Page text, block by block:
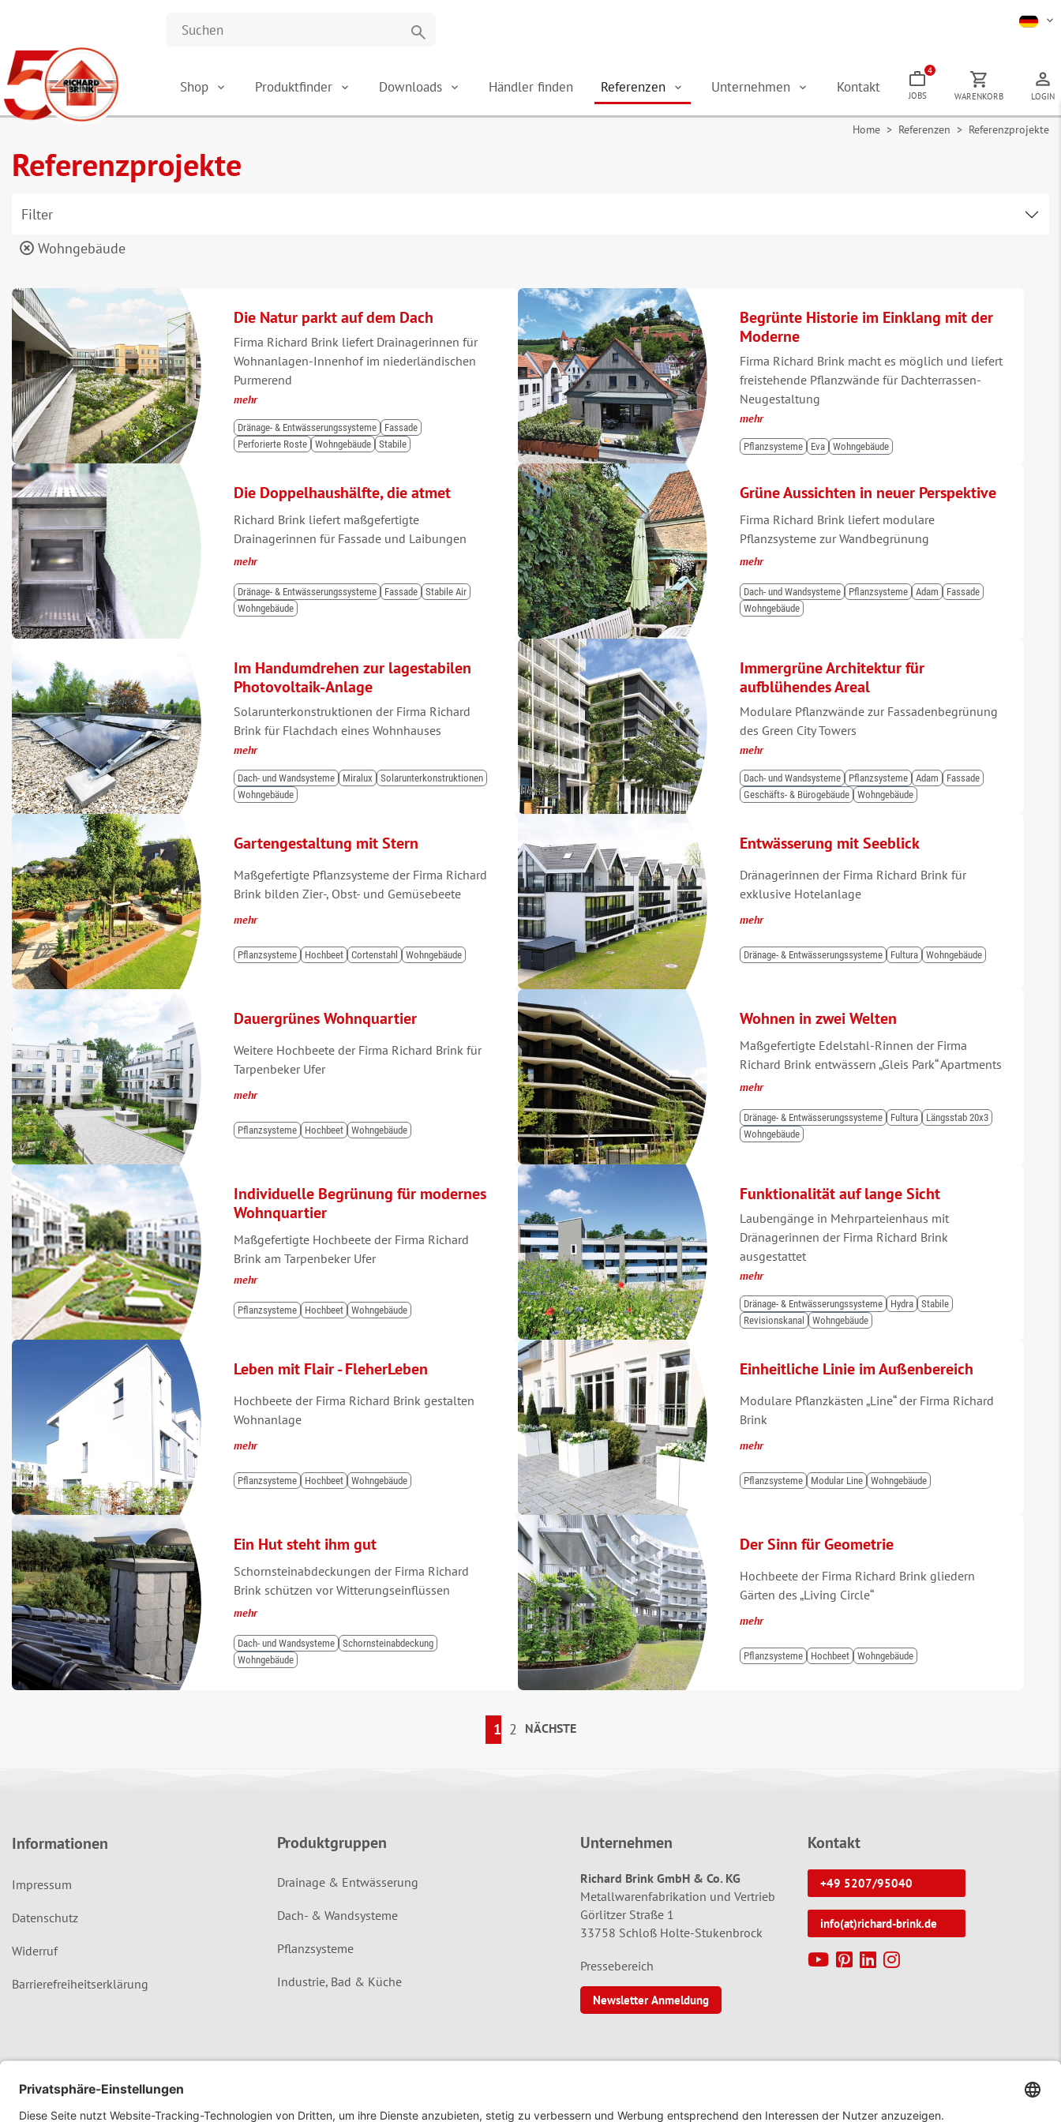
search
Shop Produktfinder Downloads Händler finden Referenzen Unternehmen Kontakt JOBS
4
WARENKORB LOGIN
Home > Referenzen > Referenzprojekte
Referenzprojekte
Filter
Wohngebäude
Die Natur parkt auf dem Dach
Firma Richard Brink liefert Drainagerinnen für
Wohnanlagen-Innenhof im niederländischen
Purmerend
mehr
Dränage- & Entwässerungssysteme
Fassade
Perforierte Roste
Wohngebäude Stabile
Begrünte Historie im Einklang mit der
Moderne
Firma Richard Brink macht es möglich und liefert
freistehende Pflanzwände für Dachterrassen-
Neugestaltung
mehr
Pflanzsysteme Eva Wohngebäude
Die Doppelhaushälfte, die atmet
Richard Brink liefert maßgefertigte
Drainagerinnen für Fassade und Laibungen
mehr
Dränage- & Entwässerungssysteme Fassade
Stabile Air
Wohngebäude
Grüne Aussichten in neuer Perspektive
Firma Richard Brink liefert modulare
Pflanzsysteme zur Wandbegrünung
mehr
Dach- und Wandsysteme Pflanzsysteme Adam
Fassade
Wohngebäude
Im Handumdrehen zur lagestabilen
Photovoltaik-Anlage
Solarunterkonstruktionen der Firma Richard
Brink für Flachdach eines Wohnhauses
mehr
Dach- und Wandsysteme Miralux
Solarunterkonstruktionen
Wohngebäude
Immergrüne Architektur für
aufblühendes Areal
Modulare Pflanzwände zur Fassadenbegrünung
des Green City Towers
mehr
Dach- und Wandsysteme Pflanzsysteme Adam
Fassade
Geschäfts- & Bürogebäude
Wohngebäude
Gartengestaltung mit Stern
Maßgefertigte Pflanzsysteme der Firma Richard
Brink bilden Zier-, Obst- und Gemüsebeete
mehr
Pflanzsysteme Hochbeet Cortenstahl Wohngebäude
Entwässerung mit Seeblick
Dränagerinnen der Firma Richard Brink für
exklusive Hotelanlage
mehr
Dränage- & Entwässerungssysteme Fultura Wohngebäude
Dauergrünes Wohnquartier
Weitere Hochbeete der Firma Richard Brink für
Tarpenbeker Ufer
mehr
Pflanzsysteme Hochbeet Wohngebäude
Wohnen in zwei Welten
Maßgefertigte Edelstahl-Rinnen der Firma
Richard Brink entwässern „Gleis Park“ Apartments
mehr
Dränage- & Entwässerungssysteme Fultura
Längsstab 20x3
Wohngebäude
Individuelle Begrünung für modernes
Wohnquartier
Maßgefertigte Hochbeete der Firma Richard
Brink am Tarpenbeker Ufer
mehr
Pflanzsysteme Hochbeet Wohngebäude
Funktionalität auf lange Sicht
Laubengänge in Mehrparteienhaus mit
Dränagerinnen der Firma Richard Brink
ausgestattet
mehr
Dränage- & Entwässerungssysteme Hydra
Stabile
Revisionskanal
Wohngebäude
Leben mit Flair - FleherLeben
Hochbeete der Firma Richard Brink gestalten
Wohnanlage
mehr
Pflanzsysteme Hochbeet Wohngebäude
Einheitliche Linie im Außenbereich
Modulare Pflanzkästen „Line“ der Firma Richard
Brink
mehr
Pflanzsysteme Modular Line Wohngebäude
Ein Hut steht ihm gut
Schornsteinabdeckungen der Firma Richard
Brink schützen vor Witterungseinflüssen
mehr
Dach- und Wandsysteme
Schornsteinabdeckung
Wohngebäude
Der Sinn für Geometrie
Hochbeete der Firma Richard Brink gliedern
Gärten des „Living Circle“
mehr
Pflanzsysteme Hochbeet Wohngebäude
1 2 NÄCHSTE
Informationen
Impressum
Datenschutz
Widerruf
Barrierefreiheitserklärung
Produktgruppen
Drainage & Entwässerung
Dach- & Wandsysteme
Pflanzsysteme
Industrie, Bad & Küche
Unternehmen
Richard Brink GmbH & Co. KG
Metallwarenfabrikation und Vertrieb
Görlitzer Straße 1
33758 Schloß Holte-Stukenbrock
Pressebereich
Newsletter Anmeldung
Kontakt
+49 5207/95040
info(at)richard-brink.de